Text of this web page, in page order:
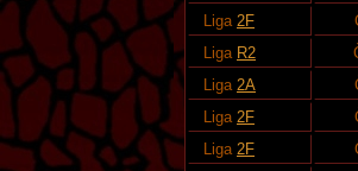
Liga 2F
Liga R2
Liga 2A
Liga 2F
Liga 2F